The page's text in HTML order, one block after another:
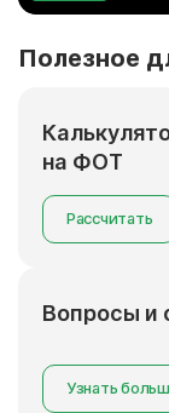
#самозанятость
Полезное
на ФОТ
Рассчитать
Вопросы и
Узнать